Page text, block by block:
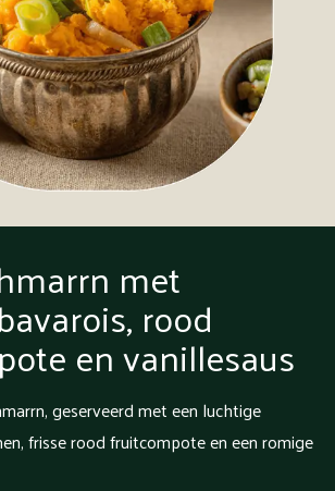
met
rood
en vanillesaus
geserveerd met een luchtige
frisse rood fruitcompote en een romige